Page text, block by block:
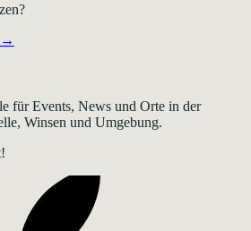
→
für Events, News und Orte in der
Winsen und Umgebung.